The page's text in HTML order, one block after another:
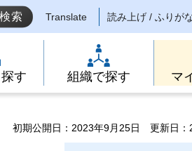
Translate 読み上げ / ふりが
す 組織で探す マ
初期公開日：2023年9月25日 更新日：